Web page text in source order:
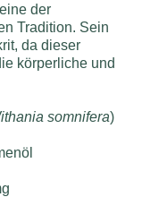
der
Tradition. Sein
da dieser
körperliche und
somnifera)